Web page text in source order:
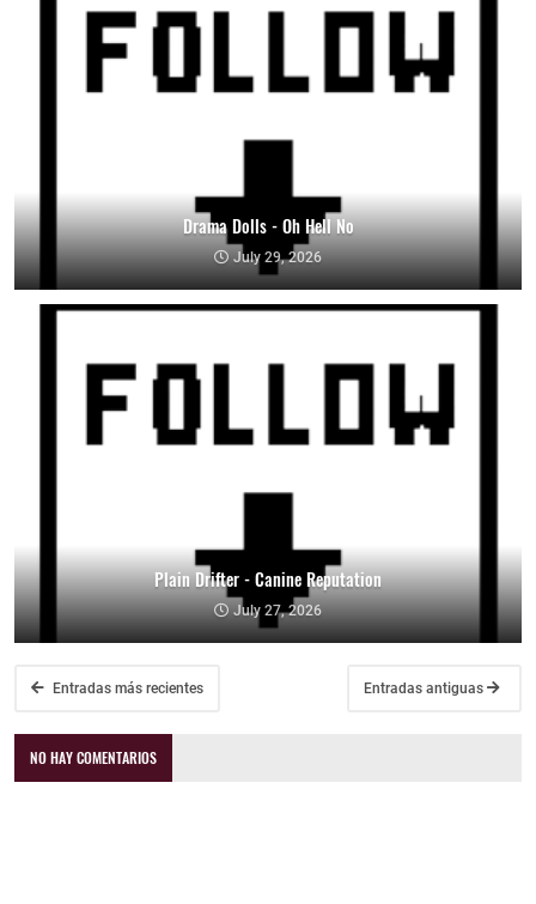
Drama Dolls - Oh Hell No
July 29, 2026
Plain Drifter - Canine Reputation
July 27, 2026
Entradas más recientes Entradas antiguas
NO HAY COMENTARIOS